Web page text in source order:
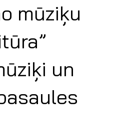
mūziķu
un